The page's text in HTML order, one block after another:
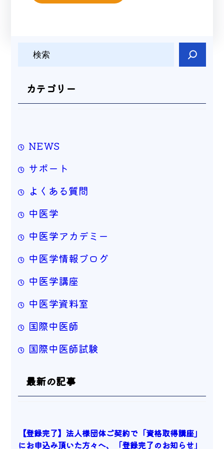
カテゴリー
NEWS
サポート
よくある質問
中医学
中医学アカデミー
中医学情報ブログ
中医学講座
中医学資料室
国際中医師
国際中医師試験
最新の記事
【登録完了】法人様団体ご契約で「資格取得講座」
にお申込み頂いた方々へ、「登録完了のお知らせ」